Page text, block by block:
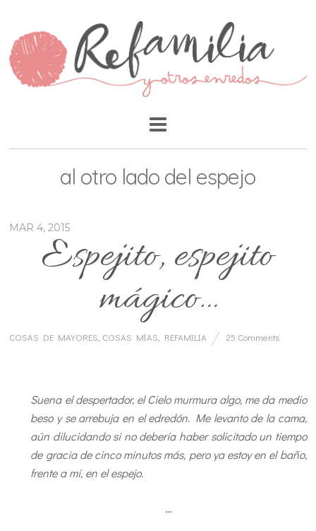
al otro lado del espejo
MAR 4, 2015
Espejito, espejito
mágico…
COSAS DE MAYORES COSAS MÍAS REFAMILIA 25 Comments
Suena el despertador, el Cielo murmura algo, me da medio
beso y se arrebuja en el edredón. Me levanto de la cama,
aún dilucidando si no debería haber solicitado un tiempo
de gracia de cinco minutos más, pero ya estoy en el baño,
frente a mí, en el espejo.
…